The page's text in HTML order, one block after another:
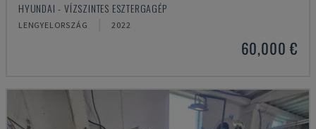
HYUNDAI - VÍZSZINTES ESZTERGAGÉP
LENGYELORSZÁG 2022
60,000 €